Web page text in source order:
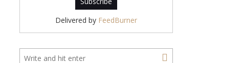
Delivered by FeedBurner